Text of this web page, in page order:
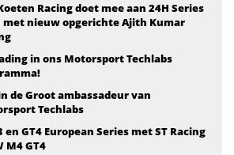
Racing doet mee aan 24H Series
met nieuw opgerichte Ajith Kumar
in ons Motorsport Techlabs
de Groot ambassadeur van
Techlabs
en GT4 European Series met ST Racing
M4 GT4